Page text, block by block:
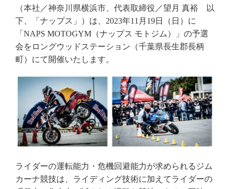
（本社／神奈川県横浜市、代表取締役／望月 真裕 以
下、「ナップス」）は、2023年11月19日（日）に
「NAPS MOTOGYM（ナップス モトジム）」の予選
会をロングウッドステーション（千葉県長生郡長柄
町）にて開催いたします。
ライダーの運転能力・危機回避能力が求められるジム
カーナ競技は、ライディング技術に加えてライダーの